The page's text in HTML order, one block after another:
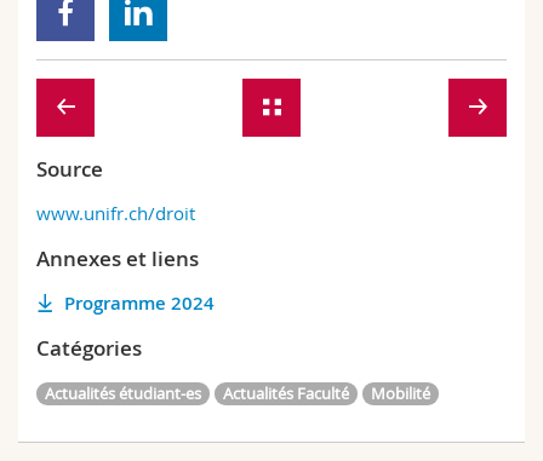
Source
www.unifr.ch/droit
Annexes et liens
Programme 2024
Catégories
Actualités étudiant-es Actualités Faculté Mobilité